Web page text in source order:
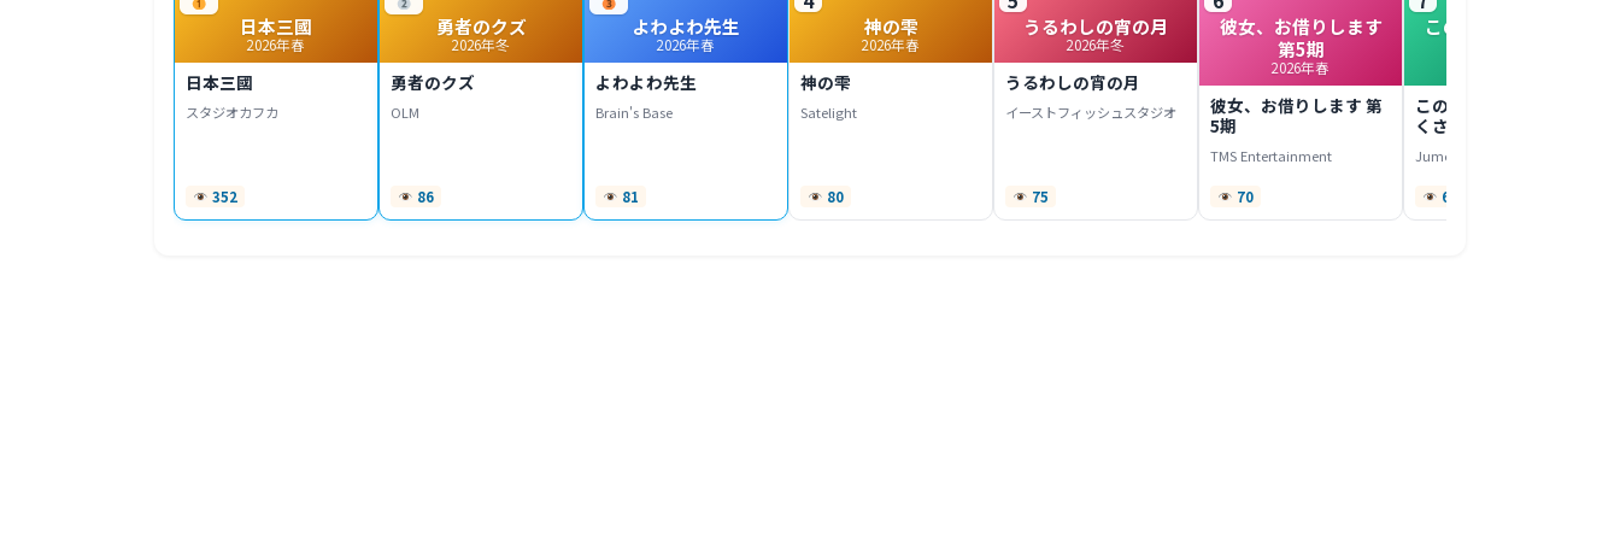
日本三國
2026年春
日本三國
スタジオカフカ
352
勇者のクズ
2026年冬
勇者のクズ
OLM
86
よわよわ先生
2026年春
よわよわ先生
Brain's Base
81
神の雫
2026年春
神の雫
Satelight
80
うるわしの宵の月
2026年冬
うるわしの宵の月
イーストフィッシュスタジオ
75
彼女、お借りします
第5期
2026年春
彼女、お借りします 第
5期
TMS Entertainment
70
このヒーラー、めん
このヒーラー、めんど
くさい
Jumondou
67